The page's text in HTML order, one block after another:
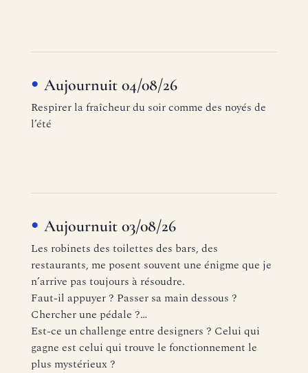
Aujournuit 04/08/26
Respirer la fraîcheur du soir comme des noyés de
l’été
Aujournuit 03/08/26
Les robinets des toilettes des bars, des
restaurants, me posent souvent une énigme que je
n’arrive pas toujours à résoudre.
Faut-il appuyer ? Passer sa main dessous ?
Chercher une pédale ?…
Est-ce un challenge entre designers ? Celui qui
gagne est celui qui trouve le fonctionnement le
plus mystérieux ?